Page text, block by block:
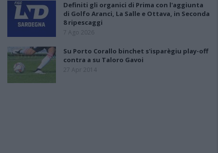
Definiti gli organici di Prima con l'aggiunta
di Golfo Aranci, La Salle e Ottava, in Seconda
8 ripescaggi
7 Ago 2026
Su Porto Corallo binchet s'isparègiu play-off
contra a su Taloro Gavoi
27 Apr 2014